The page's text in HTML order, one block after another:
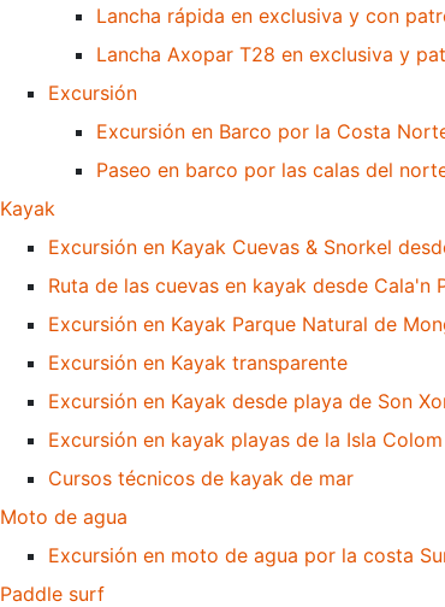
Lancha rápida en exclusiva y con
Lancha Axopar T28 en exclusiva y
Excursión
Excursión en Barco por la Costa
Paseo en barco por las calas del
Kayak
Excursión en Kayak Cuevas & Snorkel
Ruta de las cuevas en kayak desde Cala'n
Excursión en Kayak Parque Natural de
Excursión en Kayak transparente
Excursión en Kayak desde playa de Son
Excursión en kayak playas de la Isla
Cursos técnicos de kayak de mar
Moto de agua
Excursión en moto de agua por la costa
Paddle surf